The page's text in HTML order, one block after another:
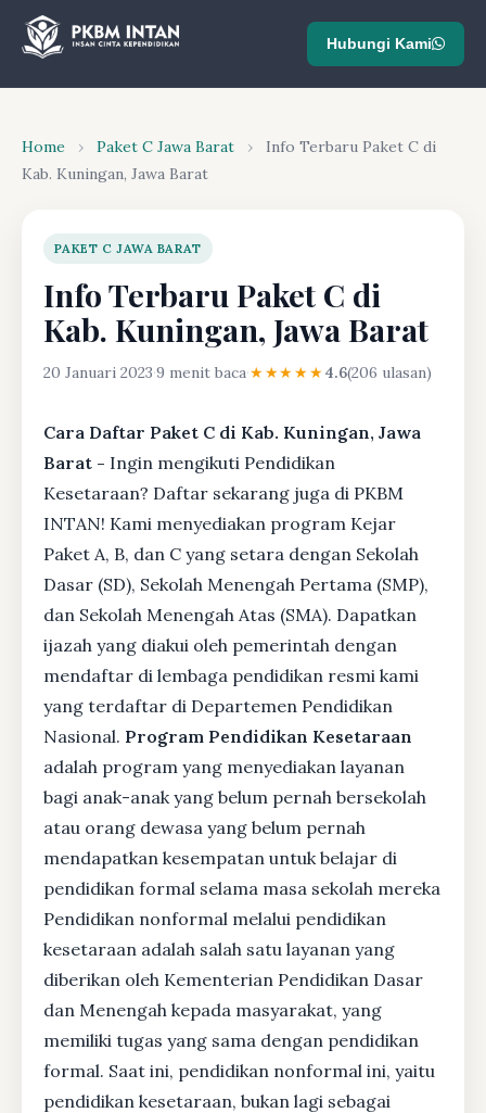
Hubungi Kami
Home › Paket C Jawa Barat ›
Info Terbaru Paket C di
Kab. Kuningan, Jawa Barat
PAKET C JAWA BARAT
Info Terbaru Paket C di
Kab. Kuningan, Jawa Barat
20 Januari 2023·9 menit baca·★★★★★4.6(206 ulasan)
Cara Daftar Paket C di Kab. Kuningan, Jawa
Barat - Ingin mengikuti Pendidikan
Kesetaraan? Daftar sekarang juga di PKBM
INTAN! Kami menyediakan program Kejar
Paket A, B, dan C yang setara dengan Sekolah
Dasar (SD), Sekolah Menengah Pertama (SMP),
dan Sekolah Menengah Atas (SMA). Dapatkan
ijazah yang diakui oleh pemerintah dengan
mendaftar di lembaga pendidikan resmi kami
yang terdaftar di Departemen Pendidikan
Nasional. Program Pendidikan Kesetaraan
adalah program yang menyediakan layanan
bagi anak-anak yang belum pernah bersekolah
atau orang dewasa yang belum pernah
mendapatkan kesempatan untuk belajar di
pendidikan formal selama masa sekolah mereka
Pendidikan nonformal melalui pendidikan
kesetaraan adalah salah satu layanan yang
diberikan oleh Kementerian Pendidikan Dasar
dan Menengah kepada masyarakat, yang
memiliki tugas yang sama dengan pendidikan
formal. Saat ini, pendidikan nonformal ini, yaitu
pendidikan kesetaraan, bukan lagi sebagai